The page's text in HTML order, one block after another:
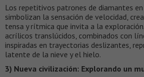
Los repetitivos patrones de diamantes
simbolizan la sensación de velocidad,
tensa y rítmica que invita a la
acrílicos translúcidos, combinados con
inspiradas en trayectorias deslizantes,
latente de la nieve y el hielo.
3) Nueva civilización: Explorando un